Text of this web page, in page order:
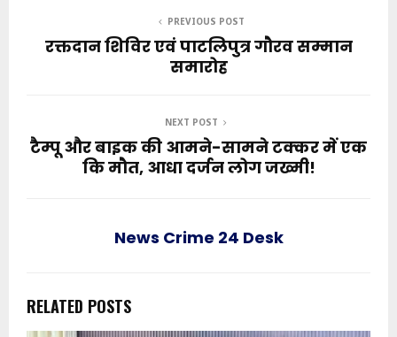
PREVIOUS POST
रक्तदान शिविर एवं पाटलिपुत्र गौरव सम्मान
समारोह
NEXT POST
टैम्पू और बाइक की आमने-सामने टक्कर में एक
कि मौत, आधा दर्जन लोग जख्मी!
News Crime 24 Desk
RELATED POSTS